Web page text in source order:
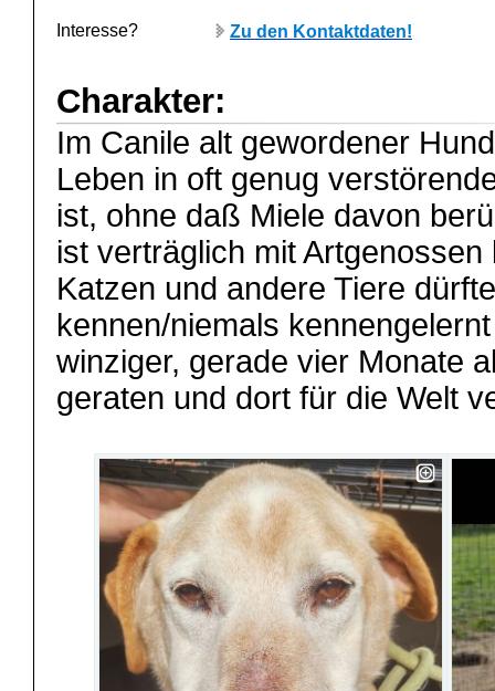
Interesse? Zu den Kontaktdaten!
Charakter:
Im Canile alt gewordener
Leben in oft genug
ist, ohne daß Miele davon
ist verträglich mit
Katzen und andere Tiere
kennen/niemals
winziger, gerade vier Monate
geraten und dort für die Welt